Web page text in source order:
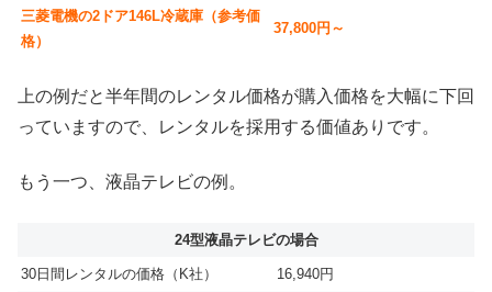
三菱電機の2ドア146L冷蔵庫（参考価
格）
37,800円～
上の例だと半年間のレンタル価格が購入価格を大幅に下回
っていますので、レンタルを採用する価値ありです。
もう一つ、液晶テレビの例。
24型液晶テレビの場合
30日間レンタルの価格（K社） 16,940円